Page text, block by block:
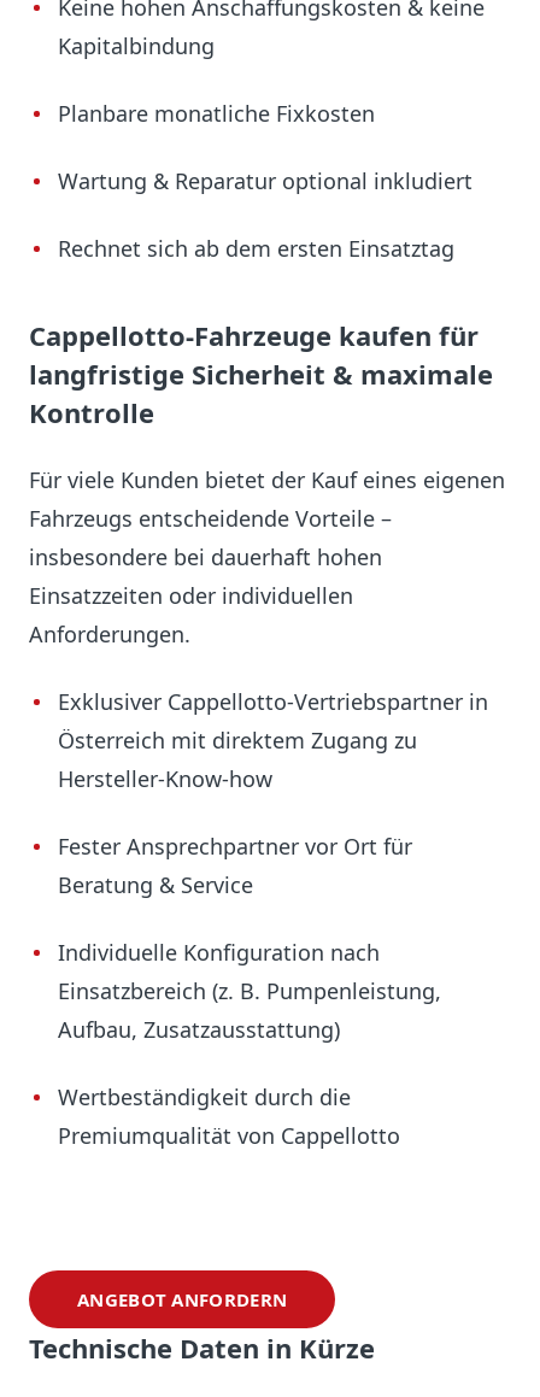
Keine hohen Anschaffungskosten & keine
Kapitalbindung
Planbare monatliche Fixkosten
Wartung & Reparatur optional inkludiert
Rechnet sich ab dem ersten Einsatztag
Cappellotto-Fahrzeuge kaufen für
langfristige Sicherheit & maximale
Kontrolle
Für viele Kunden bietet der Kauf eines eigenen
Fahrzeugs entscheidende Vorteile –
insbesondere bei dauerhaft hohen
Einsatzzeiten oder individuellen
Anforderungen.
Exklusiver Cappellotto-Vertriebspartner in
Österreich mit direktem Zugang zu
Hersteller-Know-how
Fester Ansprechpartner vor Ort für
Beratung & Service
Individuelle Konfiguration nach
Einsatzbereich (z. B. Pumpenleistung,
Aufbau, Zusatzausstattung)
Wertbeständigkeit durch die
Premiumqualität von Cappellotto
ANGEBOT ANFORDERN
Technische Daten in Kürze